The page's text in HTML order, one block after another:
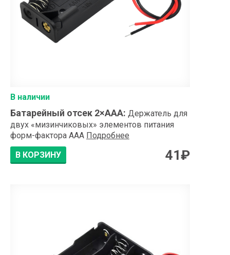
В наличии
Батарейный отсек 2×АAA: Держатель для
двух «мизинчиковых» элементов питания
форм-фактора ААА Подробнее
В КОРЗИНУ
41₽